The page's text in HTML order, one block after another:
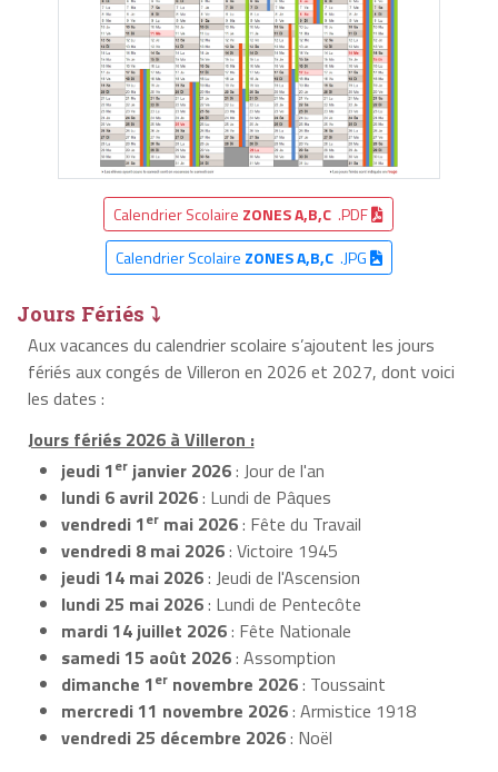
Calendrier Scolaire ZONES A,B,C .PDF
Calendrier Scolaire ZONES A,B,C.JPG
Jours Fériés ⤵
Aux vacances du calendrier scolaire s’ajoutent les jours
fériés aux congés de Villeron en 2026 et 2027, dont voici
les dates :
Jours fériés 2026 à Villeron :
jeudi 1er janvier 2026: Jour de l'an
lundi 6 avril 2026: Lundi de Pâques
vendredi 1er mai 2026: Fête du Travail
vendredi 8 mai 2026: Victoire 1945
jeudi 14 mai 2026: Jeudi de l'Ascension
lundi 25 mai 2026: Lundi de Pentecôte
mardi 14 juillet 2026: Fête Nationale
samedi 15 août 2026: Assomption
dimanche 1er novembre 2026: Toussaint
mercredi 11 novembre 2026: Armistice 1918
vendredi 25 décembre 2026: Noël